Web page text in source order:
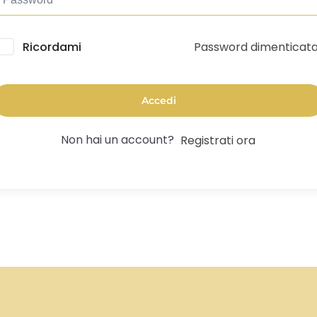
Ricordami Password
Accedi
Non hai un account? Registrati ora